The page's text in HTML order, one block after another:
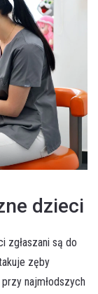
dzieci
zgłaszani są do
zęby
najmłodszych